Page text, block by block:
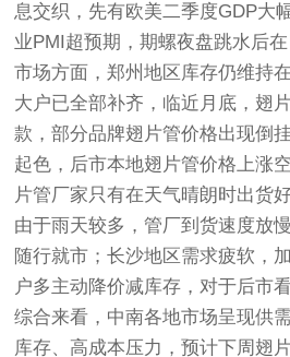
息交织，先有欧美二季度GDP大
业PMI超预期，期螺夜盘跳水后在
市场方面，郑州地区库存仍维持
大户已全部补齐，临近月底， 翅
款，部分品牌翅片管价格出现倒
起色，后市本地翅片管价格上涨
片管厂家只有在天气晴朗时出货
由于雨天较多，管厂到货速度放
随行就市；长沙地区需求疲软，
户多主动降价减库存，对于后市看
综合来看，中南各地市场呈现供
库存、高成本压力，预计下周翅